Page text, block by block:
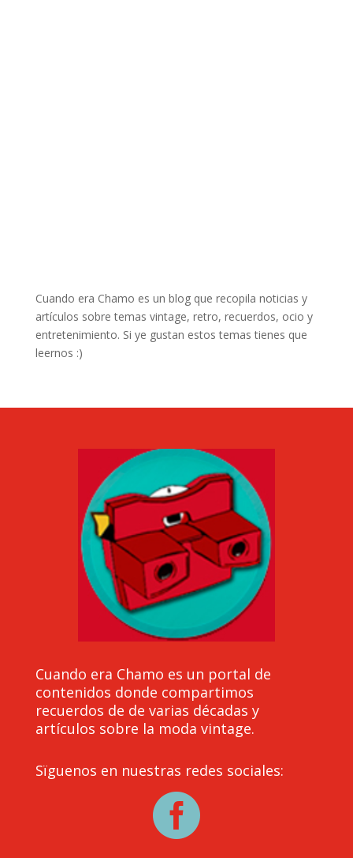
Cuando era Chamo es un blog que recopila noticias y
artículos sobre temas vintage, retro, recuerdos, ocio y
entretenimiento. Si ye gustan estos temas tienes que
leernos :)
Cuando era Chamo es un portal de
contenidos donde compartimos
recuerdos de de varias décadas y
artículos sobre la moda vintage.
Sïguenos en nuestras redes sociales:
